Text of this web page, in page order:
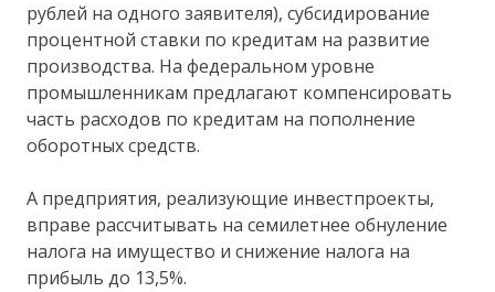
рублей на одного заявителя), субсидирование
процентной ставки по кредитам на развитие
производства. На федеральном уровне
промышленникам предлагают компенсировать
часть расходов по кредитам на пополнение
оборотных средств.
А предприятия, реализующие инвестпроекты,
вправе рассчитывать на семилетнее обнуление
налога на имущество и снижение налога на
прибыль до 13,5%.